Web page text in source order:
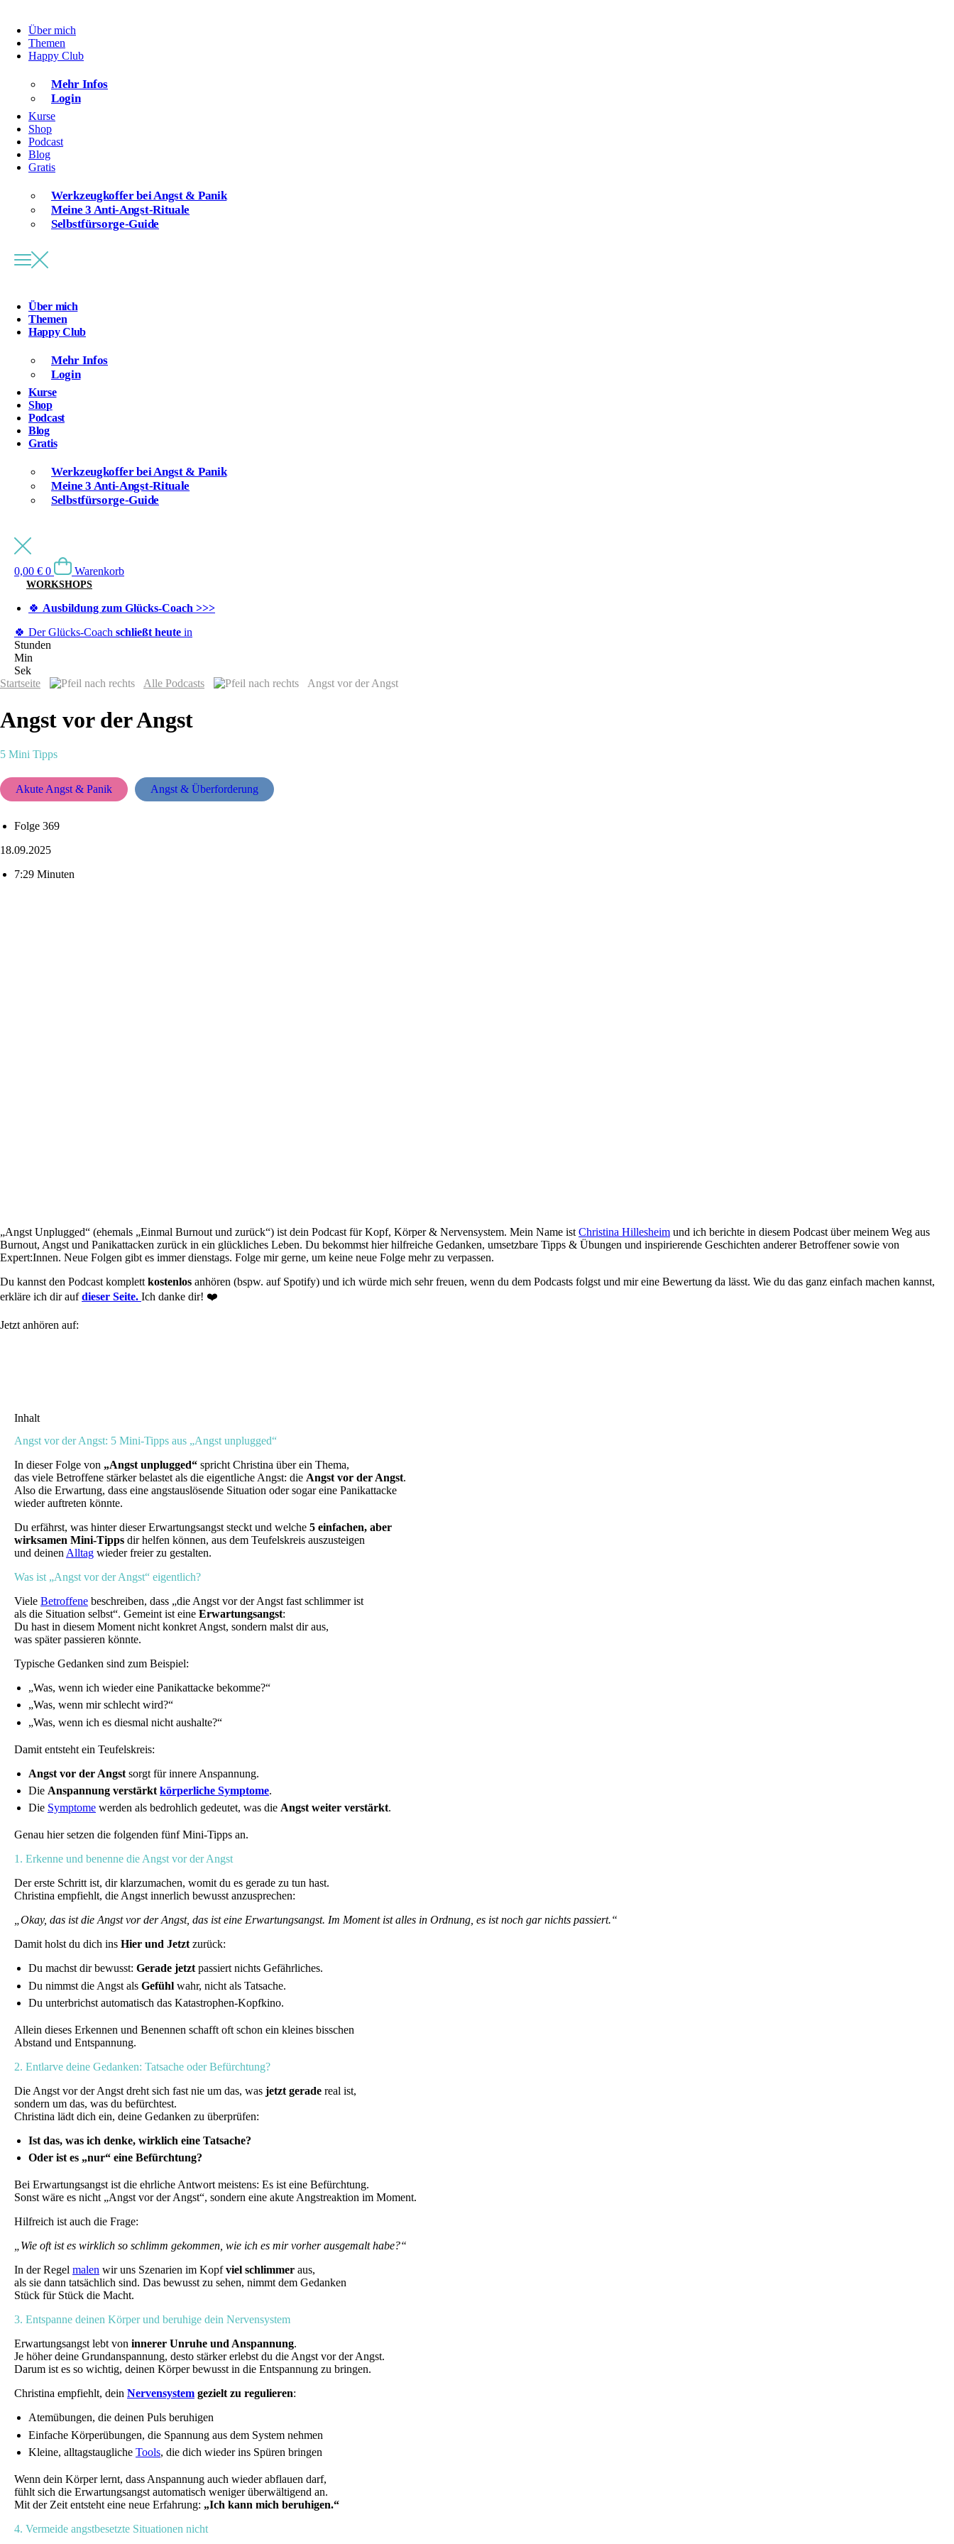
Über mich
Themen
Happy Club
Mehr Infos
Login
Kurse
Shop
Podcast
Blog
Gratis
Werkzeugkoffer bei Angst & Panik
Meine 3 Anti-Angst-Rituale
Selbstfürsorge-Guide
Über mich
Themen
Happy Club
Mehr Infos
Login
Kurse
Shop
Podcast
Blog
Gratis
Werkzeugkoffer bei Angst & Panik
Meine 3 Anti-Angst-Rituale
Selbstfürsorge-Guide
0,00 € 0 Warenkorb
WORKSHOPS
🍀 Ausbildung zum Glücks-Coach >>>
🍀 Der Glücks-Coach schließt heute in
Stunden
Min
Sek
Startseite
Alle Podcasts Angst vor der Angst
Angst vor der Angst
5 Mini Tipps
Akute Angst & Panik Angst & Überforderung
Folge 369
18.09.2025
7:29 Minuten
„Angst Unplugged“ (ehemals „Einmal Burnout und zurück“) ist dein Podcast für Kopf, Körper & Nervensystem. Mein Name istChristina Hillesheim und ich berichte in diesem Podcast über meinem Weg aus
Burnout, Angst und Panikattacken zurück in ein glückliches Leben. Du bekommst hier hilfreiche Gedanken, umsetzbare Tipps & Übungen und inspirierende Geschichten anderer Betroffener sowie von
Expert:Innen. Neue Folgen gibt es immer dienstags. Folge mir gerne, um keine neue Folge mehr zu verpassen.
Du kannst den Podcast komplettkostenlos anhören (bspw. auf Spotify) und ich würde mich sehr freuen, wenn du dem Podcasts folgst und mir eine Bewertung da lässt. Wie du das ganz einfach machen kannst,
erkläre ich dir aufdieser Seite. Ich danke dir! ❤️
Jetzt anhören auf:
Inhalt
Angst vor der Angst: 5 Mini-Tipps aus „Angst unplugged“
In dieser Folge von „Angst unplugged“ spricht Christina über ein Thema,
das viele Betroffene stärker belastet als die eigentliche Angst: die Angst vor der Angst.
Also die Erwartung, dass eine angstauslösende Situation oder sogar eine Panikattacke
wieder auftreten könnte.
Du erfährst, was hinter dieser Erwartungsangst steckt und welche 5 einfachen, aber
wirksamen Mini-Tipps dir helfen können, aus dem Teufelskreis auszusteigen
und deinen Alltag wieder freier zu gestalten.
Was ist „Angst vor der Angst“ eigentlich?
Viele Betroffene beschreiben, dass „die Angst vor der Angst fast schlimmer ist
als die Situation selbst“. Gemeint ist eine Erwartungsangst:
Du hast in diesem Moment nicht konkret Angst, sondern malst dir aus,
was später passieren könnte.
Typische Gedanken sind zum Beispiel:
„Was, wenn ich wieder eine Panikattacke bekomme?“
„Was, wenn mir schlecht wird?“
„Was, wenn ich es diesmal nicht aushalte?“
Damit entsteht ein Teufelskreis:
Angst vor der Angst sorgt für innere Anspannung.
Die Anspannung verstärkt körperliche Symptome.
Die Symptome werden als bedrohlich gedeutet, was die Angst weiter verstärkt.
Genau hier setzen die folgenden fünf Mini-Tipps an.
1. Erkenne und benenne die Angst vor der Angst
Der erste Schritt ist, dir klarzumachen, womit du es gerade zu tun hast.
Christina empfiehlt, die Angst innerlich bewusst anzusprechen:
„Okay, das ist die Angst vor der Angst, das ist eine Erwartungsangst. Im Moment ist alles in Ordnung, es ist noch gar nichts passiert.“
Damit holst du dich ins Hier und Jetzt zurück:
Du machst dir bewusst: Gerade jetzt passiert nichts Gefährliches.
Du nimmst die Angst als Gefühl wahr, nicht als Tatsache.
Du unterbrichst automatisch das Katastrophen-Kopfkino.
Allein dieses Erkennen und Benennen schafft oft schon ein kleines bisschen
Abstand und Entspannung.
2. Entlarve deine Gedanken: Tatsache oder Befürchtung?
Die Angst vor der Angst dreht sich fast nie um das, was jetzt gerade real ist,
sondern um das, was du befürchtest.
Christina lädt dich ein, deine Gedanken zu überprüfen:
Ist das, was ich denke, wirklich eine Tatsache?
Oder ist es „nur“ eine Befürchtung?
Bei Erwartungsangst ist die ehrliche Antwort meistens: Es ist eine Befürchtung.
Sonst wäre es nicht „Angst vor der Angst“, sondern eine akute Angstreaktion im Moment.
Hilfreich ist auch die Frage:
„Wie oft ist es wirklich so schlimm gekommen, wie ich es mir vorher ausgemalt habe?“
In der Regel malen wir uns Szenarien im Kopfviel schlimmer aus,
als sie dann tatsächlich sind. Das bewusst zu sehen, nimmt dem Gedanken
Stück für Stück die Macht.
3. Entspanne deinen Körper und beruhige dein Nervensystem
Erwartungsangst lebt von innerer Unruhe und Anspannung.
Je höher deine Grundanspannung, desto stärker erlebst du die Angst vor der Angst.
Darum ist es so wichtig, deinen Körper bewusst in die Entspannung zu bringen.
Christina empfiehlt, dein Nervensystem gezielt zu regulieren:
Atemübungen, die deinen Puls beruhigen
Einfache Körperübungen, die Spannung aus dem System nehmen
Kleine, alltagstaugliche Tools, die dich wieder ins Spüren bringen
Wenn dein Körper lernt, dass Anspannung auch wieder abflauen darf,
fühlt sich die Erwartungsangst automatisch weniger überwältigend an.
Mit der Zeit entsteht eine neue Erfahrung: „Ich kann mich beruhigen.“
4. Vermeide angstbesetzte Situationen nicht